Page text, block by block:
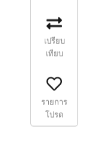
เปรียบ
เทียบ
รายการ
โปรด